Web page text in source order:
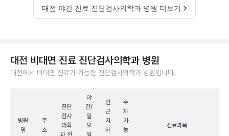
대전 야간 진료 진단검사의학과 병원 더보기
대전 비대면 진료 진단검사의학과 병원
대전에서 비대면 진료가 가능한 진단검사의학과 병원입니다.
병원
명
주
소
진단
검사
의학
과 전
야
간/
일
요
일
인
근
지
하
주
차
가
능
진료과목